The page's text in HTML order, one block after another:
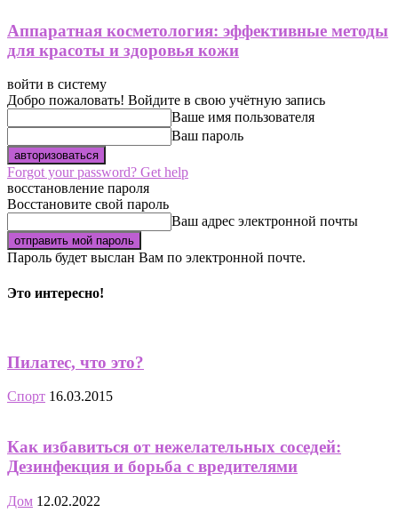
Аппаратная косметология: эффективные методы
для красоты и здоровья кожи
войти в систему
Добро пожаловать! Войдите в свою учётную запись
Ваше имя пользователя
Ваш пароль
Forgot your password? Get help
восстановление пароля
Восстановите свой пароль
Ваш адрес электронной почты
Пароль будет выслан Вам по электронной почте.
Это интересно!
Пилатес, что это?
Спорт 16.03.2015
Как избавиться от нежелательных соседей:
Дезинфекция и борьба с вредителями
Дом 12.02.2022